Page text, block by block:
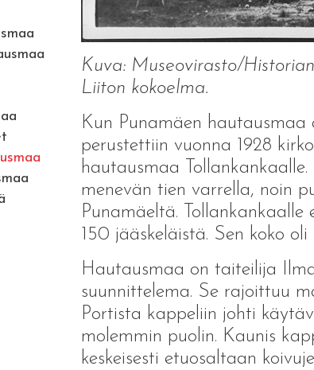
Kuva: Museovirasto/
Liiton kokoelma.
Kun Punamäen
perustettiin vuonna 1928
hautausmaa
menevän tien varrella, noin
Punamäeltä.
150 jääskeläistä. Sen koko
Hautausmaa on taiteilija
suunnittelema. Se rajoittuu
Portista kappeliin johti
molemmin puolin. Kaunis
keskeisesti etuosaltaan